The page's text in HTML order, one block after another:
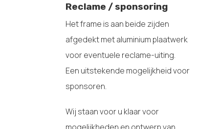
Reclame / sponsoring
Het frame is aan beide zijden
afgedekt met aluminium plaatwerk
voor eventuele reclame-uiting.
Een uitstekende mogelijkheid voor
sponsoren.
Wij staan voor u klaar voor